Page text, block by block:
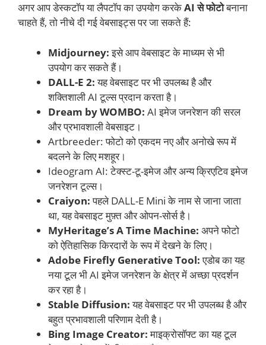
अगर आप डेस्कटॉप या लैपटॉप का उपयोग करकेAI से फोटोबनाना
चाहते हैं, तो नीचे दी गई वेबसाइट्स पर जा सकते हैं:
Midjourney:इसे आप वेबसाइट के माध्यम से भी
उपयोग कर सकते हैं।
DALL-E 2:यह वेबसाइट पर भी उपलब्ध है और
शक्तिशाली AI टूल्स प्रदान करता है।
Dream by WOMBO: AI इमेज जनरेशन की सरल
और प्रभावशाली वेबसाइट।
Artbreeder: फोटो को एकदम नए और अनोखे रूप में
बदलने के लिए मशहूर।
Ideogram AI: टेक्स्ट-टू-इमेज और अन्य क्रिएटिव इमेज
जनरेशन टूल्स।
Craiyon:पहले DALL-E Mini के नाम से जाना जाता
था, यह वेबसाइट मुफ़्त और ओपन-सोर्स है।
MyHeritage’s A Time Machine: अपने फोटो
को ऐतिहासिक किरदारों के रूप में देखने के लिए।
Adobe Firefly Generative Tool:एडोब का यह
नया टूल भी AI इमेज जनरेशन के क्षेत्र में अच्छा प्रदर्शन
कर रहा है।
Stable Diffusion:यह वेबसाइट पर भी उपलब्ध है और
बहुत प्रभावशाली परिणाम देती है।
Bing Image Creator:माइक्रोसॉफ्ट का यह टूल